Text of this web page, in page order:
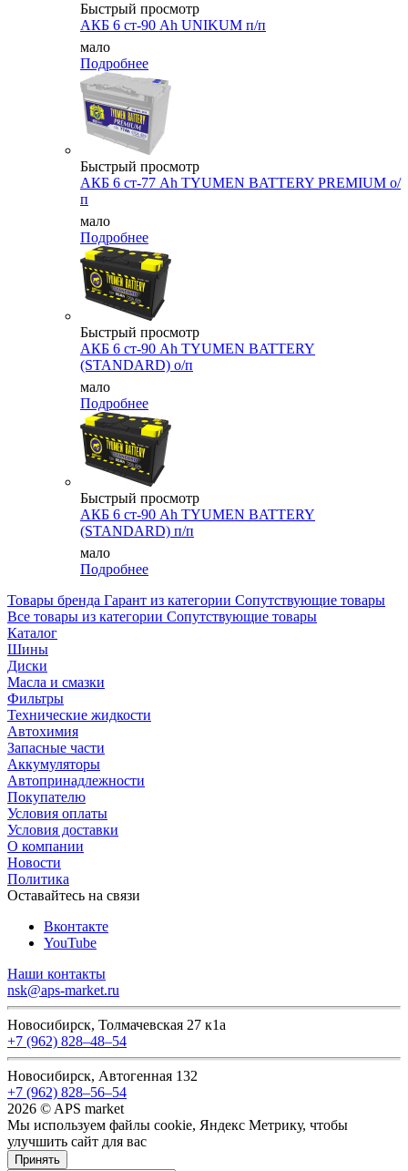
Быстрый просмотр
АКБ 6 ст-90 Ah UNIKUM п/п
мало
Подробнее
Быстрый просмотр
АКБ 6 ст-77 Ah TYUMEN BATTERY PREMIUM о/
п
мало
Подробнее
Быстрый просмотр
АКБ 6 ст-90 Аh TYUMEN BATTERY
(STANDARD) о/п
мало
Подробнее
Быстрый просмотр
АКБ 6 ст-90 Аh TYUMEN BATTERY
(STANDARD) п/п
мало
Подробнее
Товары бренда Гарант из категории Сопутствующие товары
Все товары из категории Сопутствующие товары
Каталог
Шины
Диски
Масла и смазки
Фильтры
Технические жидкости
Автохимия
Запасные части
Аккумуляторы
Автопринадлежности
Покупателю
Условия оплаты
Условия доставки
О компании
Новости
Политика
Оставайтесь на связи
Вконтакте
YouTube
Наши контакты
nsk@aps-market.ru
Новосибирск, Толмачевская 27 к1а
+7 (962) 828‒48‒54
Новосибирск, Автогенная 132
+7 (962) 828‒56‒54
2026 © APS market
Мы используем файлы cookie, Яндекс Метрику, чтобы
улучшить сайт для вас
Принять